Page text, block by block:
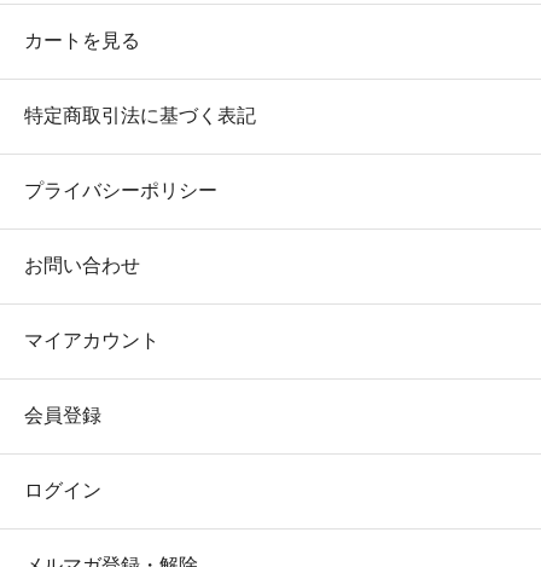
カートを見る
特定商取引法に基づく表記
プライバシーポリシー
お問い合わせ
マイアカウント
会員登録
ログイン